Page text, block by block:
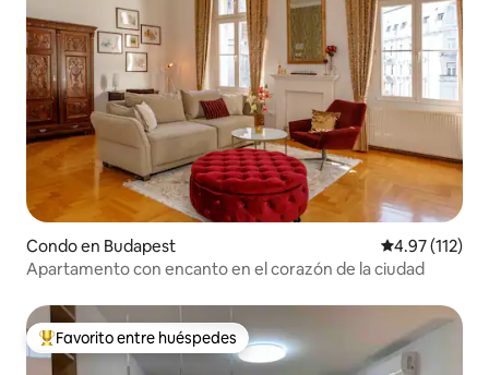
Condo en Budapest Calificación
4.97 (112)
Apartamento con encanto en el corazón de la ciudad
Favorito entre huéspedes preferido
Favorito entre huéspedes